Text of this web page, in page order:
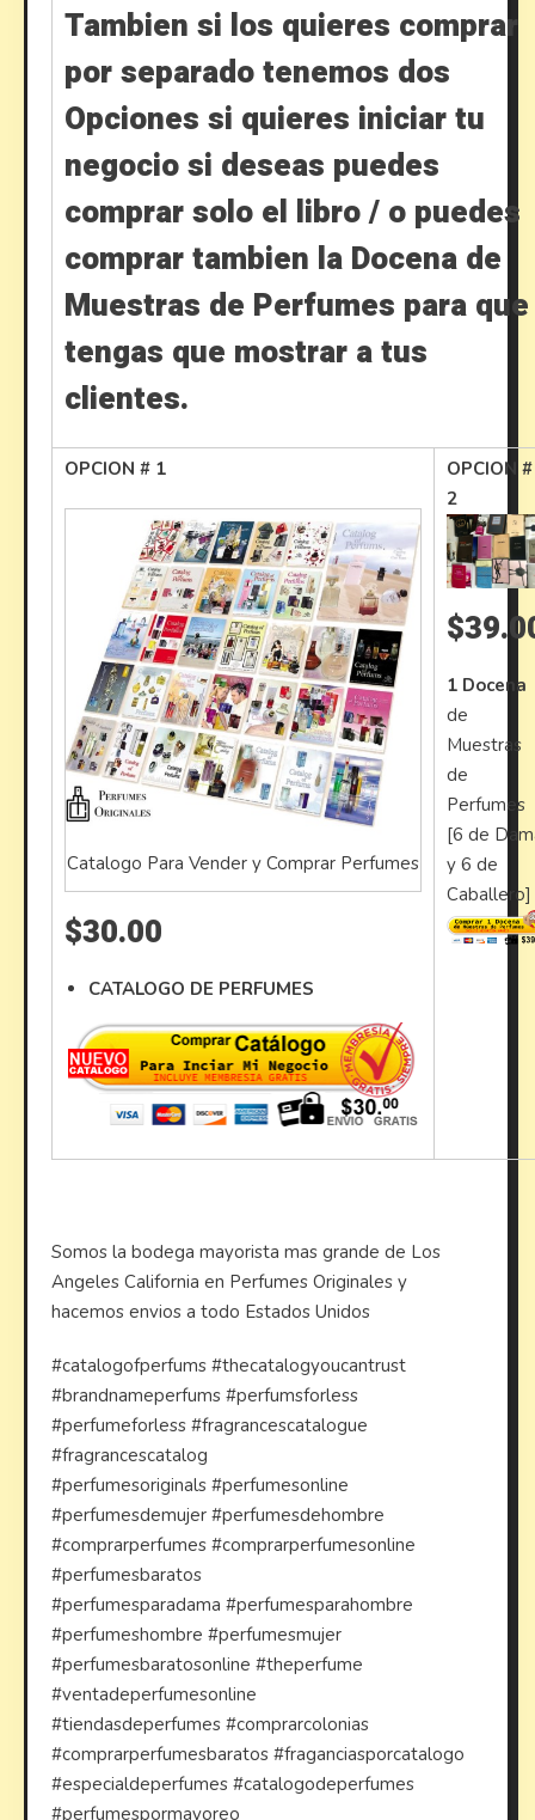
Tambien si los quieres comprar
por separado tenemos dos
Opciones si quieres iniciar tu
negocio si deseas puedes
comprar solo el libro / o puedes
comprar tambien la Docena de
Muestras de Perfumes para que
tengas que mostrar a tus
clientes.
OPCION # 1
Catalogo Para Vender y Comprar Perfumes
$30.00
CATALOGO DE PERFUMES
OPCION #
2
1 Docena
de
Muestras
de
Perfumes
[6 de
y 6 de
Caballero]
Somos la bodega mayorista mas grande de Los
Angeles California en Perfumes Originales y
hacemos envios a todo Estados Unidos
#catalogofperfums #thecatalogyoucantrust
#brandnameperfums #perfumsforless
#perfumeforless #fragrancescatalogue
#fragrancescatalog
#perfumesoriginals #perfumesonline
#perfumesdemujer #perfumesdehombre
#comprarperfumes #comprarperfumesonline
#perfumesbaratos
#perfumesparadama #perfumesparahombre
#perfumeshombre #perfumesmujer
#perfumesbaratosonline #theperfume
#ventadeperfumesonline
#tiendasdeperfumes #comprarcolonias
#comprarperfumesbaratos #fraganciasporcatalogo
#especialdeperfumes #catalogodeperfumes
#perfumespormayoreo